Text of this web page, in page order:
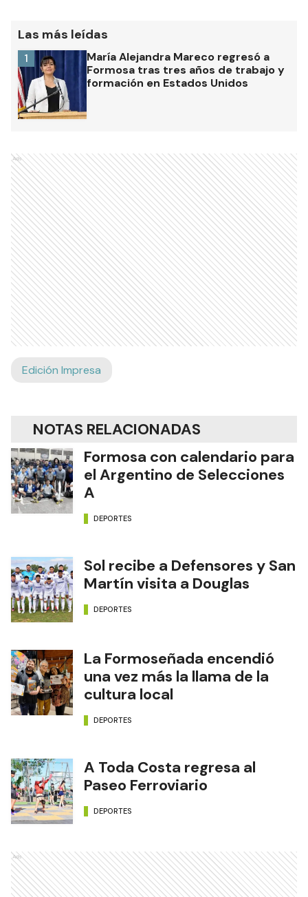
Las más leídas
María Alejandra Mareco regresó a
Formosa tras tres años de trabajo y
formación en Estados Unidos
1
Ads
Edición Impresa
NOTAS RELACIONADAS
Formosa con calendario para
el Argentino de Selecciones
A
DEPORTES
Sol recibe a Defensores y San
Martín visita a Douglas
DEPORTES
La Formoseñada encendió
una vez más la llama de la
cultura local
DEPORTES
A Toda Costa regresa al
Paseo Ferroviario
DEPORTES
Ads